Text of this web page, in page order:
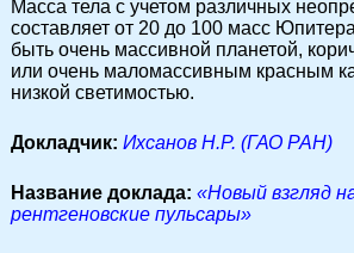
Масса тела с учетом различных
составляет от 20 до 100 масс
быть очень массивной планетой,
или очень маломассивным красным
низкой светимостью.
Докладчик: Ихсанов Н.Р. (ГАО РАН)
Название доклада: «Новый взгляд
рентгеновские пульсары»